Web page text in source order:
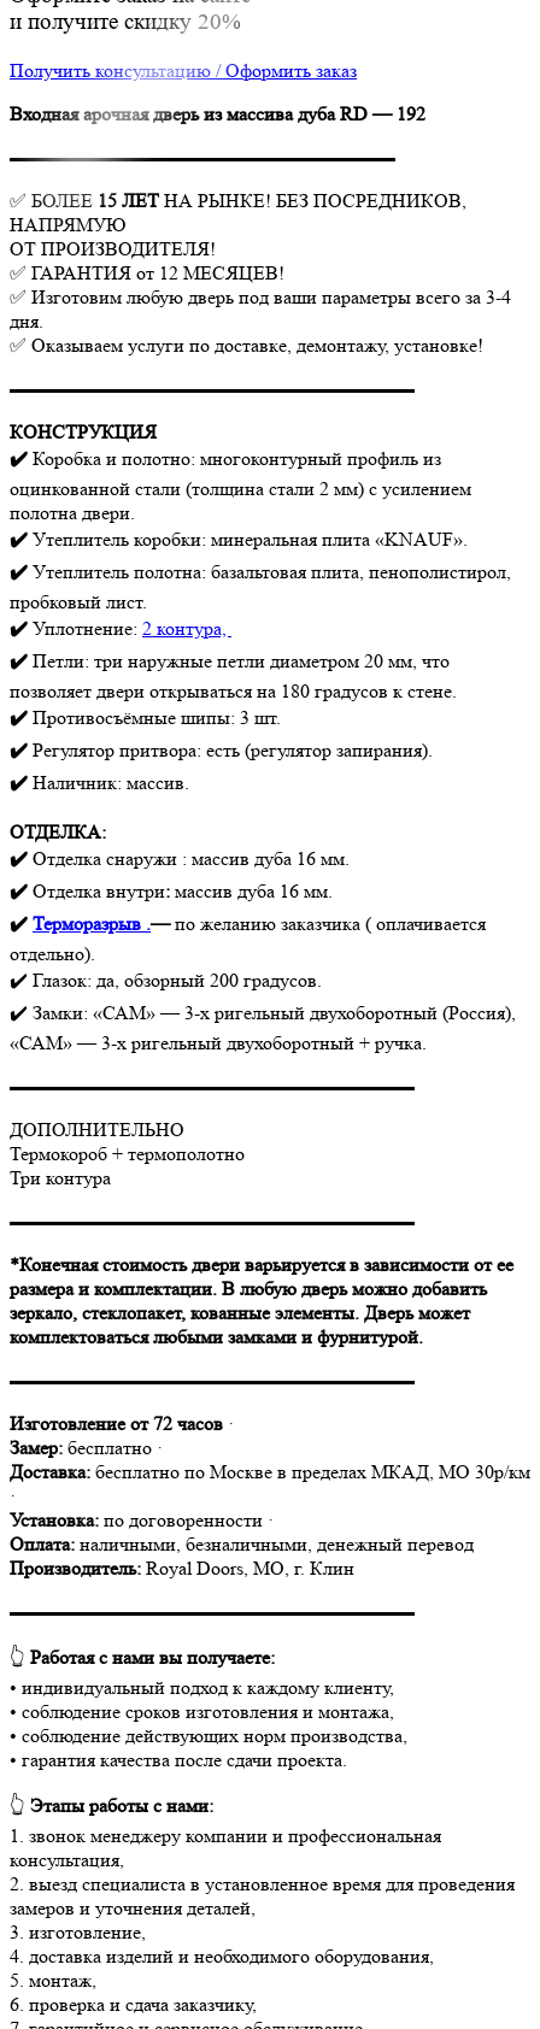
Входная арочная дверь из массива дуба RD — 192
▬▬▬▬▬▬▬▬▬▬▬▬▬▬▬▬▬▬▬▬
✅ БОЛЕЕ 15 ЛЕТ НА РЫНКЕ! БЕЗ ПОСРЕДНИКОВ,
НАПРЯМУЮ
ОТ ПРОИЗВОДИТЕЛЯ!
✅ ГАРАНТИЯ от 12 МЕСЯЦЕВ!
✅ Изготовим любую дверь под ваши параметры всего за 3-4
дня.
✅ Оказываем услуги по доставке, демонтажу, установке!
▬▬▬▬▬▬▬▬▬▬▬▬▬▬▬▬▬▬▬▬▬
КОНСТРУКЦИЯ
✔️ Коробка и полотно: многоконтурный профиль из
оцинкованной стали (толщина стали 2 мм) с усилением
полотна двери.
✔️ Утеплитель коробки: минеральная плита «KNAUF».
✔️ Утеплитель полотна: базальтовая плита, пенополистирол,
пробковый лист.
✔️ Уплотнение: 2 контура,
✔️ Петли: три наружные петли диаметром 20 мм, что
позволяет двери открываться на 180 градусов к стене.
✔️ Противосъёмные шипы: 3 шт.
✔️ Регулятор притвора: есть (регулятор запирания).
✔️ Наличник: массив.
ОТДЕЛКА:
✔️ Отделка снаружи : массив дуба 16 мм.
✔️ Отделка внутри: массив дуба 16 мм.
✔️ Терморазрыв .—по желанию заказчика ( оплачивается
отдельно).
✔️ Глазок: да, обзорный 200 градусов.
✔️ Замки: «САМ» — 3-х ригельный двухоборотный (Россия),
«САМ» — 3-х ригельный двухоборотный + ручка.
▬▬▬▬▬▬▬▬▬▬▬▬▬▬▬▬▬▬▬▬▬
ДОПОЛНИТЕЛЬНО
Термокороб + термополотно
Три контура
▬▬▬▬▬▬▬▬▬▬▬▬▬▬▬▬▬▬▬▬▬
*Конечная стоимость двери варьируется в зависимости от ее
размера и комплектации. В любую дверь можно добавить
зеркало, стеклопакет, кованные элементы. Дверь может
комплектоваться любыми замками и фурнитурой.
▬▬▬▬▬▬▬▬▬▬▬▬▬▬▬▬▬▬▬▬▬
Изготовление от 72 часов ·
Замер: бесплатно ·
Доставка: бесплатно по Москве в пределах МКАД, МО 30р/км
·
Установка: по договоренности ·
Оплата: наличными, безналичными, денежный перевод
Производитель: Royal Doors, МО, г. Клин
▬▬▬▬▬▬▬▬▬▬▬▬▬▬▬▬▬▬▬▬▬
👆 Работая с нами вы получаете:
• индивидуальный подход к каждому клиенту,
• соблюдение сроков изготовления и монтажа,
• соблюдение действующих норм производства,
• гарантия качества после сдачи проекта.
👆 Этапы работы с нами:
1. звонок менеджеру компании и профессиональная
консультация,
2. выезд специалиста в установленное время для проведения
замеров и уточнения деталей,
3. изготовление,
4. доставка изделий и необходимого оборудования,
5. монтаж,
6. проверка и сдача заказчику,
и получите скидку 20%
Получить консультацию / Оформить заказ